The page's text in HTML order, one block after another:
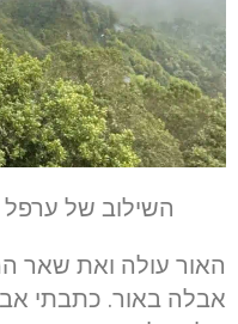
השילוב של ערפל
האור עולה ואת שאר
אבלה באור. כתבתי